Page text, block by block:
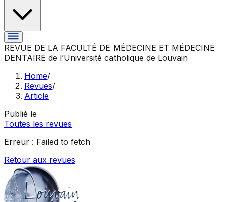
REVUE DE LA FACULTÉ DE MÉDECINE ET MÉDECINE
DENTAIRE de l’Université catholique de Louvain
Home/
Revues/
Article
Publié le
Toutes les revues
Erreur : Failed to fetch
Retour aux revues